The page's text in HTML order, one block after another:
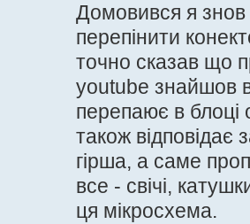
Домовився я
перепінити
точно сказав що
youtube знайшов
перепаює в блоці
також
гірша, а саме
все - свічі,
ця мікросхема.